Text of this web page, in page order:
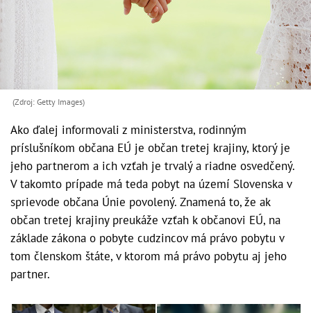
(Zdroj: Getty Images)
Ako ďalej informovali z ministerstva, rodinným
príslušníkom občana EÚ je občan tretej krajiny, ktorý je
jeho partnerom a ich vzťah je trvalý a riadne osvedčený.
V takomto prípade má teda pobyt na území Slovenska v
sprievode občana Únie povolený. Znamená to, že ak
občan tretej krajiny preukáže vzťah k občanovi EÚ, na
základe zákona o pobyte cudzincov má právo pobytu v
tom členskom štáte, v ktorom má právo pobytu aj jeho
partner.